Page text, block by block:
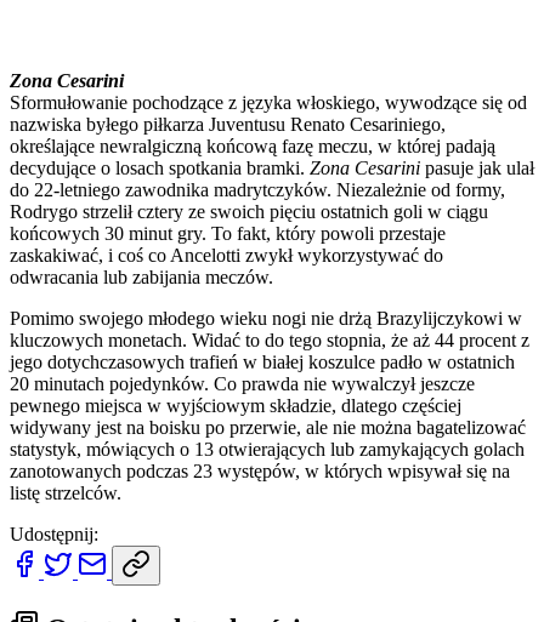
Zona Cesarini
Sformułowanie pochodzące z języka włoskiego, wywodzące się od
nazwiska byłego piłkarza Juventusu Renato Cesariniego,
określające newralgiczną końcową fazę meczu, w której padają
decydujące o losach spotkania bramki. Zona Cesarini pasuje jak ulał
do 22-letniego zawodnika madrytczyków. Niezależnie od formy,
Rodrygo strzelił cztery ze swoich pięciu ostatnich goli w ciągu
końcowych 30 minut gry. To fakt, który powoli przestaje
zaskakiwać, i coś co Ancelotti zwykł wykorzystywać do
odwracania lub zabijania meczów.
Pomimo swojego młodego wieku nogi nie drżą Brazylijczykowi w
kluczowych monetach. Widać to do tego stopnia, że aż 44 procent z
jego dotychczasowych trafień w białej koszulce padło w ostatnich
20 minutach pojedynków. Co prawda nie wywalczył jeszcze
pewnego miejsca w wyjściowym składzie, dlatego częściej
widywany jest na boisku po przerwie, ale nie można bagatelizować
statystyk, mówiących o 13 otwierających lub zamykających golach
zanotowanych podczas 23 występów, w których wpisywał się na
listę strzelców.
Udostępnij: